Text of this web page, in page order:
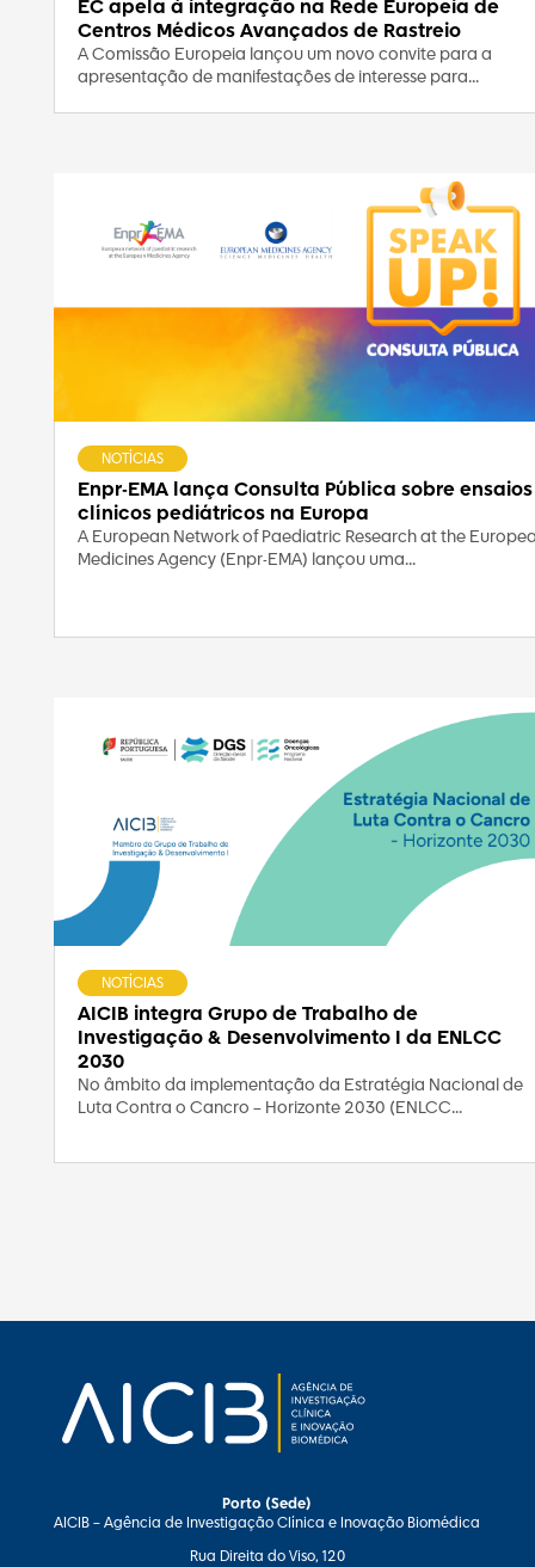
EC apela à integração na Rede Europeia de
Centros Médicos Avançados de Rastreio
A Comissão Europeia lançou um novo convite para a
apresentação de manifestações de interesse para...
Enpr-EMA lança Consulta Pública sobre ensaios
clínicos pediátricos na Europa
NOTÍCIAS
A European Network of Paediatric Research at the
Medicines Agency (Enpr-EMA) lançou uma...
AICIB integra Grupo de Trabalho de
Investigação & Desenvolvimento I da ENLCC
2030
NOTÍCIAS
No âmbito da implementação da Estratégia Nacional de
Luta Contra o Cancro – Horizonte 2030 (ENLCC...
Porto (Sede)
AICIB – Agência de Investigação Clínica e Inovação Biomédica
Rua Direita do Viso, 120